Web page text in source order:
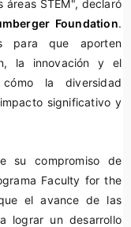
STEM", declaró
Foundation.
para que aporten
la innovación y el
la diversidad
significativo y
su compromiso de
Faculty for the
el avance de las
lograr un desarrollo